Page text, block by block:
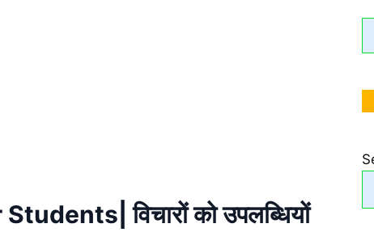
विचारों को उपलब्धियों